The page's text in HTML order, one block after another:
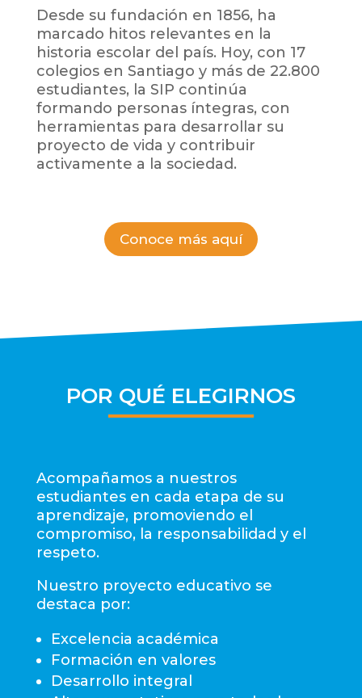
Desde su fundación en 1856, ha
marcado hitos relevantes en la
historia escolar del país. Hoy, con 17
colegios en Santiago y más de 22.800
estudiantes, la SIP continúa
formando personas íntegras, con
herramientas para desarrollar su
proyecto de vida y contribuir
activamente a la sociedad.
Conoce más aquí
POR QUÉ ELEGIRNOS
Acompañamos a nuestros
estudiantes en cada etapa de su
aprendizaje, promoviendo el
compromiso, la responsabilidad y el
respeto.
Nuestro proyecto educativo se
destaca por:
Excelencia académica
Formación en valores
Desarrollo integral